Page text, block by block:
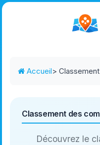
Accueil>
Classement des
Découvrez le